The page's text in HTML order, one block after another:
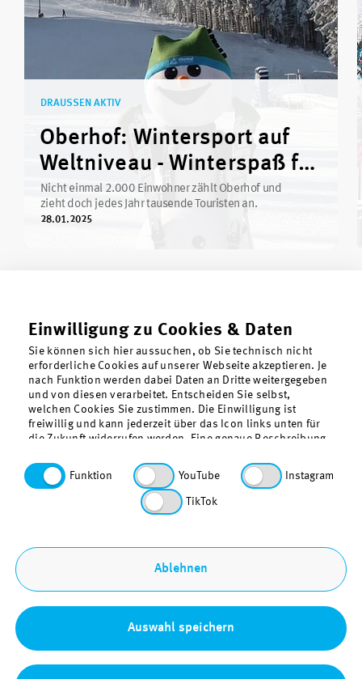
Einwilligung zu Cookies & Daten
Sie können sich hier aussuchen, ob Sie technisch nicht
erforderliche Cookies auf unserer Webseite akzeptieren. Je
nach Funktion werden dabei Daten an Dritte weitergegeben
und von diesen verarbeitet. Entscheiden Sie selbst,
welchen Cookies Sie zustimmen. Die Einwilligung ist
freiwillig und kann jederzeit über das Icon links unten für
die Zukunft widerrufen werden. Eine genaue Beschreibung
Datenschutzerklärung. Funktionale Cookies, also die für
den Betrieb unserer Webseite technisch erforderlichen
Cookies, sind vorausgewählt.
Funktion YouTube Instagram
TikTok
Ablehnen
Auswahl speichern
DRAUSSEN AKTIV
Oberhof: Wintersport auf
Weltniveau - Winterspaß für
alle
Nicht einmal 2.000 Einwohner zählt Oberhof und
zieht doch jedes Jahr tausende Touristen an.
28.01.2025
Über uns
Kontakt
Sitemap
Impressum